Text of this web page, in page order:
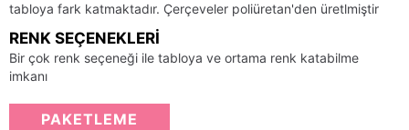
tabloya fark katmaktadır. Çerçeveler poliüretan'den üretlmiştir
RENK SEÇENEKLERI
Bir çok renk seçeneği ile tabloya ve ortama renk katabilme
imkanı
PAKETLEME